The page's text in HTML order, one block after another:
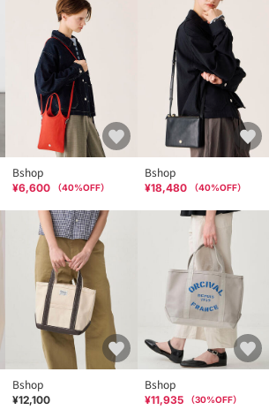
Bshop
¥6,600 （40%OFF）
Bshop
¥18,480 （40%OFF）
Bshop
¥12,100
Bshop
¥11,935 （30%OFF）